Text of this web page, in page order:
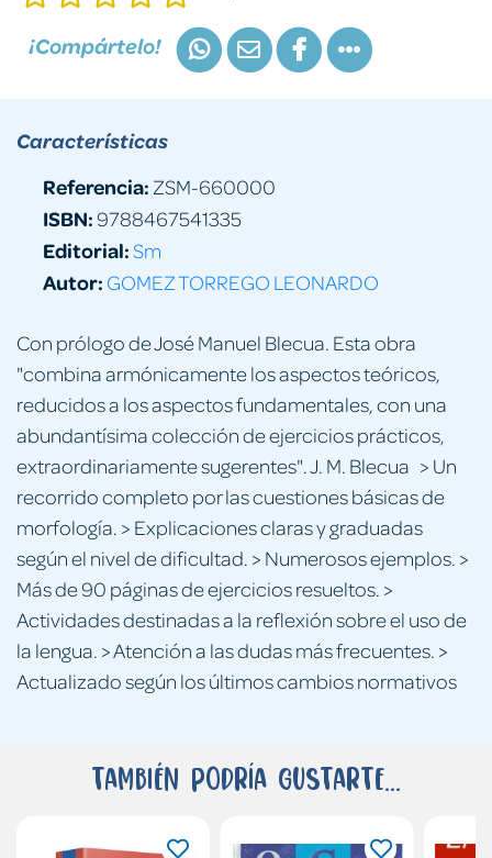
¡Compártelo!
Con prólogo de José Manuel Blecua. Esta obra
"combina armónicamente los aspectos teóricos,
reducidos a los aspectos fundamentales, con una
abundantísima colección de ejercicios prácticos,
extraordinariamente sugerentes". J. M. Blecua > Un
recorrido completo por las cuestiones básicas de
morfología. > Explicaciones claras y graduadas
según el nivel de dificultad. > Numerosos ejemplos. >
Más de 90 páginas de ejercicios resueltos. >
Actividades destinadas a la reflexión sobre el uso de
la lengua. > Atención a las dudas más frecuentes. >
Actualizado según los últimos cambios normativos
Características
Referencia: ZSM-660000
ISBN:9788467541335
Editorial:Sm
Autor: GOMEZ TORREGO LEONARDO
También podría gustarte...